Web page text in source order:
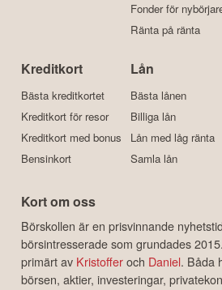
Fonder för
Ränta på ränta
Kreditkort
Bästa kreditkortet
Kreditkort för resor
Kreditkort med bonus
Bensinkort
Lån
Bästa lånen
Billiga lån
Lån med låg ränta
Samla lån
Kort om oss
Börskollen är en prisvinnande
börsintresserade som grundades
primärt av Kristofferoch Daniel. Båda
börsen, aktier, investeringar,